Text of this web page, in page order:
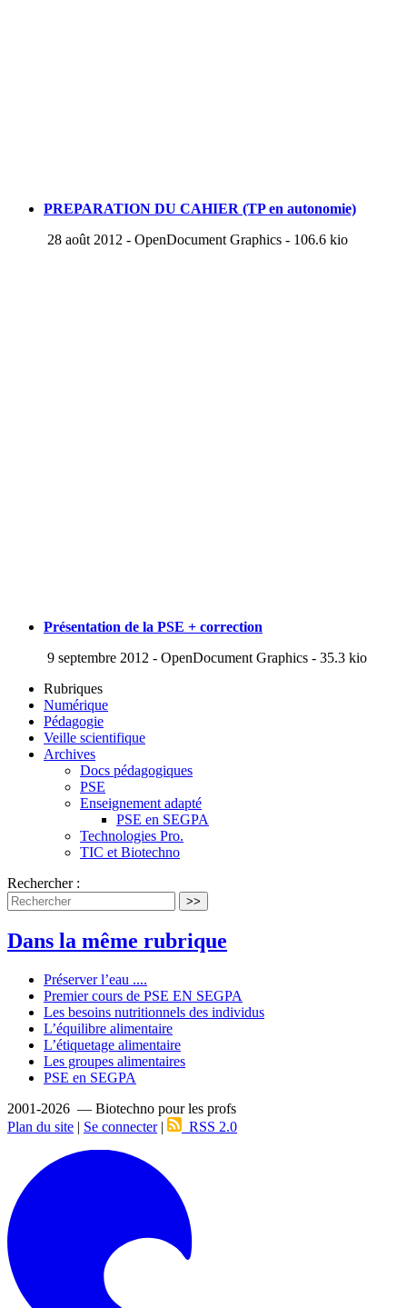
PREPARATION DU CAHIER (TP en autonomie)
28 août 2012 - OpenDocument Graphics - 106.6 kio
Présentation de la PSE + correction
9 septembre 2012 - OpenDocument Graphics - 35.3 kio
Rubriques
Numérique
Pédagogie
Veille scientifique
Archives
Docs pédagogiques
PSE
Enseignement adapté
PSE en SEGPA
Technologies Pro.
TIC et Biotechno
Rechercher :
>>
Dans la même rubrique
Préserver l’eau ....
Premier cours de PSE EN SEGPA
Les besoins nutritionnels des individus
L’équilibre alimentaire
L’étiquetage alimentaire
Les groupes alimentaires
PSE en SEGPA
2001-2026 — Biotechno pour les profs
Plan du site | Se connecter| RSS 2.0